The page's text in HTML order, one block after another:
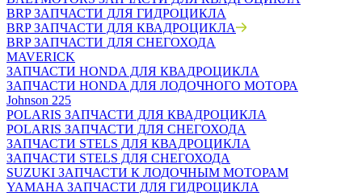
BRP ЗАПЧАСТИ ДЛЯ ГИДРОЦИКЛА
BRP ЗАПЧАСТИ ДЛЯ КВАДРОЦИКЛА
BRP ЗАПЧАСТИ ДЛЯ СНЕГОХОДА
MAVERICK
ЗАПЧАСТИ HONDA ДЛЯ КВАДРОЦИКЛА
ЗАПЧАСТИ HONDA ДЛЯ ЛОДОЧНОГО МОТОРА
Johnson 225
POLARIS ЗАПЧАСТИ ДЛЯ КВАДРОЦИКЛА
POLARIS ЗАПЧАСТИ ДЛЯ СНЕГОХОДА
ЗАПЧАСТИ STELS ДЛЯ КВАДРОЦИКЛА
ЗАПЧАСТИ STELS ДЛЯ СНЕГОХОДА
SUZUKI ЗАПЧАСТИ К ЛОДОЧНЫМ МОТОРАМ
YAMAHA ЗАПЧАСТИ ДЛЯ ГИДРОЦИКЛА